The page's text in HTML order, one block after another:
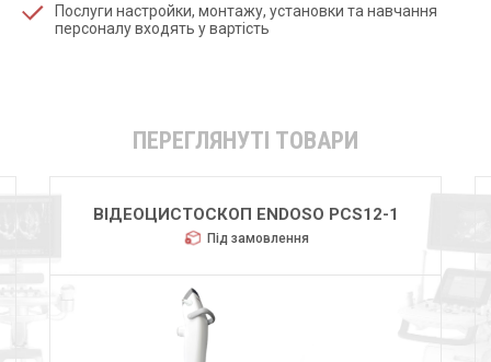
Послуги настройки, монтажу, установки та навчання
персоналу входять у вартість
ПЕРЕГЛЯНУТІ ТОВАРИ
ВІДЕОЦИСТОСКОП ENDOSO PCS12-1
Під замовлення